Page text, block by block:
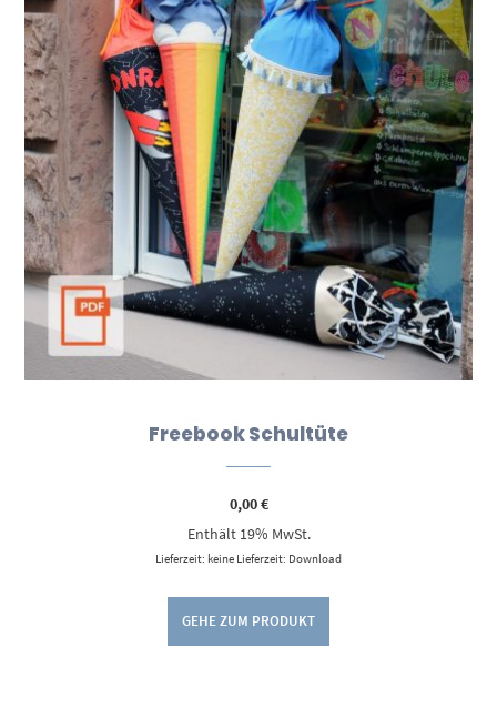
Freebook Schultüte
0,00€
Enthält 19% MwSt.
Lieferzeit: keine Lieferzeit: Download
GEHE ZUM PRODUKT